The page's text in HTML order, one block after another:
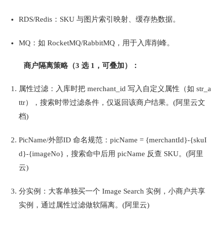
RDS/Redis：SKU 与图片索引映射、缓存热数据。
MQ：如 RocketMQ/RabbitMQ，用于入库削峰。
商户隔离策略（3 选 1，可叠加）：
属性过滤：入库时把 merchant_id 写入自定义属性（如 str_a
ttr），搜索时带过滤条件，仅返回该商户结果。(阿里云文
档)
PicName/外部ID 命名规范：picName = {merchantId}-{skuI
d}-{imageNo}，搜索命中后用 picName 反查 SKU。(阿里
云)
分实例：大客单独买一个 Image Search 实例，小商户共享
实例，通过属性过滤做软隔离。(阿里云)